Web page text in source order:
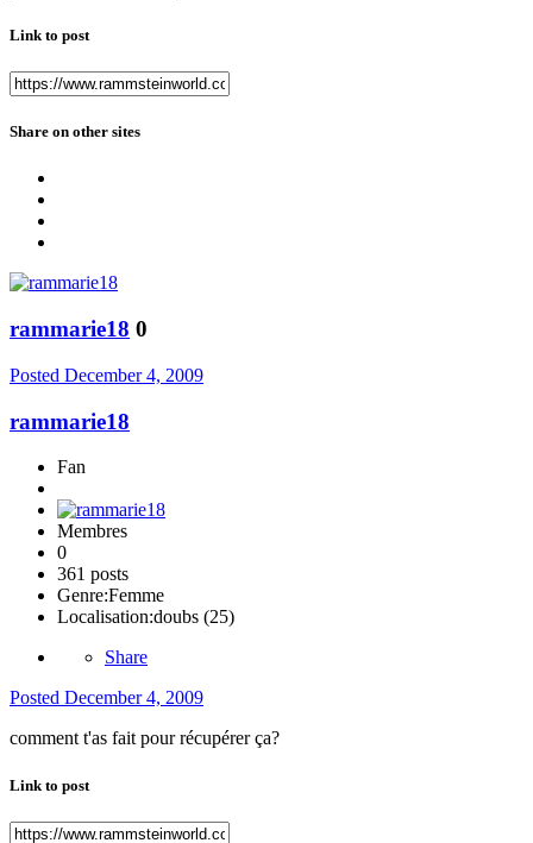
Link to post
Share on other sites
rammarie18 0
Posted December 4, 2009
rammarie18
Fan
Membres
0
361 posts
Genre:Femme
Localisation:doubs (25)
Share
Posted December 4, 2009
comment t'as fait pour récupérer ça?
Link to post